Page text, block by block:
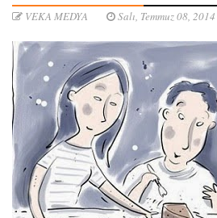
VEKA MEDYA Salı, Temmuz 08, 2014